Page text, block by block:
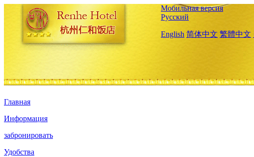
Мобильная версия
Русский
English 简体中文 繁體中文
Главная
Информация
забронировать
Удобства